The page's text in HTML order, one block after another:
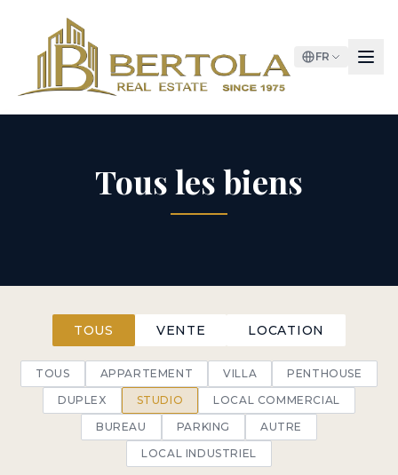
FR
Tous les biens
TOUS VENTE LOCATION
TOUS APPARTEMENT VILLA
PENTHOUSE
DUPLEX
STUDIO
LOCAL COMMERCIAL
BUREAU
PARKING
AUTRE
LOCAL INDUSTRIEL